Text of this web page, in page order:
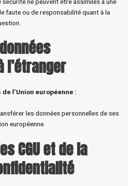
faute ou de responsabilité quant à la
l’étranger
l’Union européenne :
les données personnelles de ses
européenne.
CGU et de la